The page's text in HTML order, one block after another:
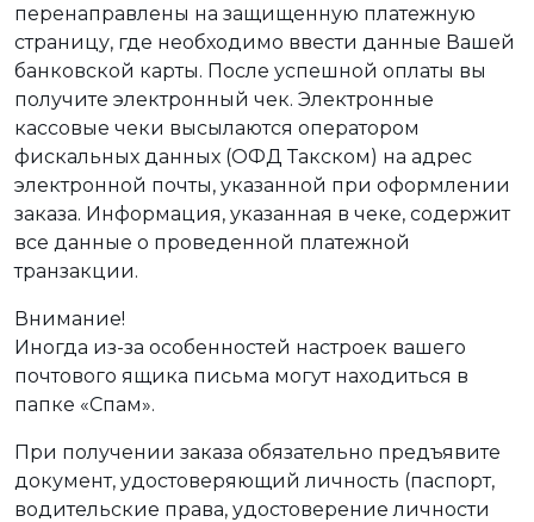
перенаправлены на защищенную платежную
страницу, где необходимо ввести данные Вашей
банковской карты. После успешной оплаты вы
получите электронный чек. Электронные
кассовые чеки высылаются оператором
фискальных данных (ОФД Такском) на адрес
электронной почты, указанной при оформлении
заказа. Информация, указанная в чеке, содержит
все данные о проведенной платежной
транзакции.
Внимание!
Иногда из-за особенностей настроек вашего
почтового ящика письма могут находиться в
папке «Спам».
При получении заказа обязательно предъявите
документ, удостоверяющий личность (паспорт,
водительские права, удостоверение личности